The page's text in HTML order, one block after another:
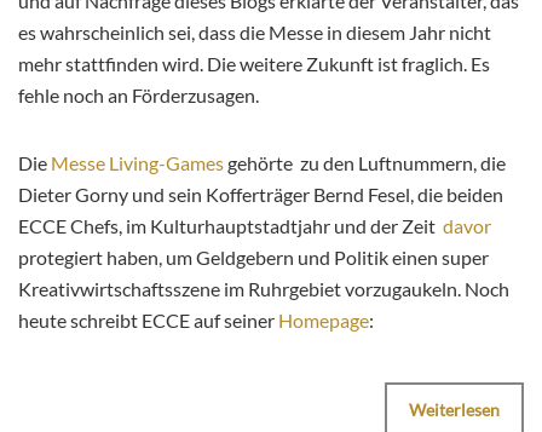
es wahrscheinlich sei, dass die Messe in diesem Jahr nicht
mehr stattfinden wird. Die weitere Zukunft ist fraglich. Es
fehle noch an Förderzusagen.
Die Messe Living-Gamesgehörte zu den Luftnummern, die
Dieter Gorny und sein Kofferträger Bernd Fesel, die beiden
ECCE Chefs, im Kulturhauptstadtjahr und der Zeit davor
protegiert haben, um Geldgebern und Politik einen super
Kreativwirtschaftsszene im Ruhrgebiet vorzugaukeln. Noch
heute schreibt ECCE auf seiner Homepage:
Weiterlesen